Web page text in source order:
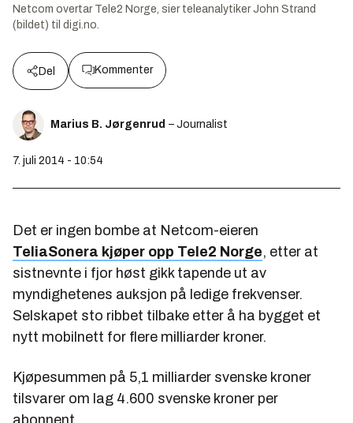
Netcom overtar Tele2 Norge, sier teleanalytiker John Strand
(bildet) til digi.no.
Del Kommenter
Marius B. Jørgenrud – Journalist
7. juli 2014 - 10:54
Det er ingen bombe at Netcom-eieren
TeliaSonera kjøper opp Tele2 Norge, etter at
sistnevnte i fjor høst gikk tapende ut av
myndighetenes auksjon på ledige frekvenser.
Selskapet sto ribbet tilbake etter å ha bygget et
nytt mobilnett for flere milliarder kroner.
Kjøpesummen på 5,1 milliarder svenske kroner
tilsvarer om lag 4.600 svenske kroner per
abonnent.